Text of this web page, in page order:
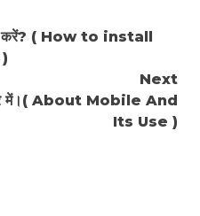
करें? ( How to install
Next
में।( About Mobile And
Its Use )